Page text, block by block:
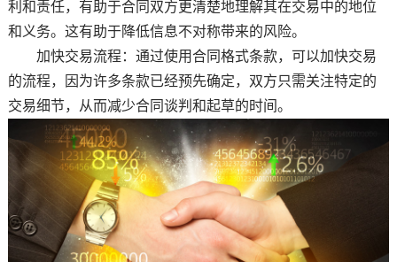
利和责任，有助于合同双方更清楚地理解其在交易中的地位
和义务。这有助于降低信息不对称带来的风险。
加快交易流程：通过使用合同格式条款，可以加快交易
的流程，因为许多条款已经预先确定，双方只需关注特定的
交易细节，从而减少合同谈判和起草的时间。